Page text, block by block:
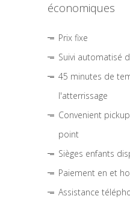
économiques
Prix fixe
Suivi automatisé
45 minutes de
l'atterrissage
Convenient
point
Sièges enfants
Paiement en et
Assistance